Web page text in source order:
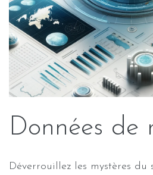
Données de
Déverrouillez les mystères du